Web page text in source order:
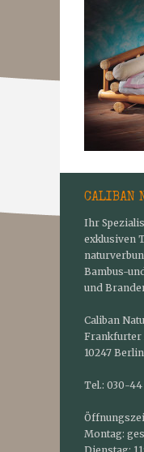
CALIBAN
Ihr
exklusiven
Bambus-
und
Caliban
Frankfurter
10247 Berlin
Tel.: 030-44
Montag: